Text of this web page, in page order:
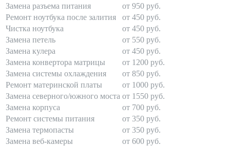
Замена разъема питания
от 950 руб.
Ремонт ноутбука после залития
от 450 руб.
Чистка ноутбука
от 450 руб.
Замена петель
от 550 руб.
Замена кулера
от 450 руб.
Замена конвертора матрицы
от 1200 руб.
Замена системы охлаждения
от 850 руб.
Ремонт материнской платы
от 1000 руб.
Замена северного/южного моста от 1550 руб.
Замена корпуса
от 700 руб.
Ремонт системы питания
от 350 руб.
Замена термопасты
от 350 руб.
Замена веб-камеры
от 600 руб.